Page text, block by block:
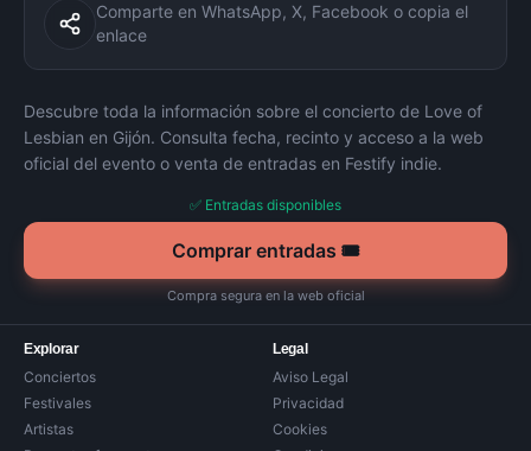
Comparte en WhatsApp, X, Facebook o copia el
enlace
Descubre toda la información sobre el concierto de Love of
Lesbian en Gijón. Consulta fecha, recinto y acceso a la web
oficial del evento o venta de entradas en Festify indie.
✅ Entradas disponibles
Comprar entradas 🎟️
Compra segura en la web oficial
Explorar
Conciertos
Festivales
Artistas
Legal
Aviso Legal
Privacidad
Cookies